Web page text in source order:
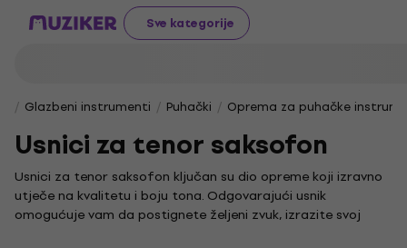
Sve kategorije
Glazbeni instrumenti Puhački Oprema za puhačke
Usnici za tenor saksofon
Usnici za tenor saksofon ključan su dio opreme koji izravno
utječe na kvalitetu i boju tona. Odgovarajući usnik
omogućuje vam da postignete željeni zvuk, izrazite svoj